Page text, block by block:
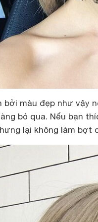
bởi màu đẹp như vậy
bỏ qua. Nếu bạn
lại không làm bợt